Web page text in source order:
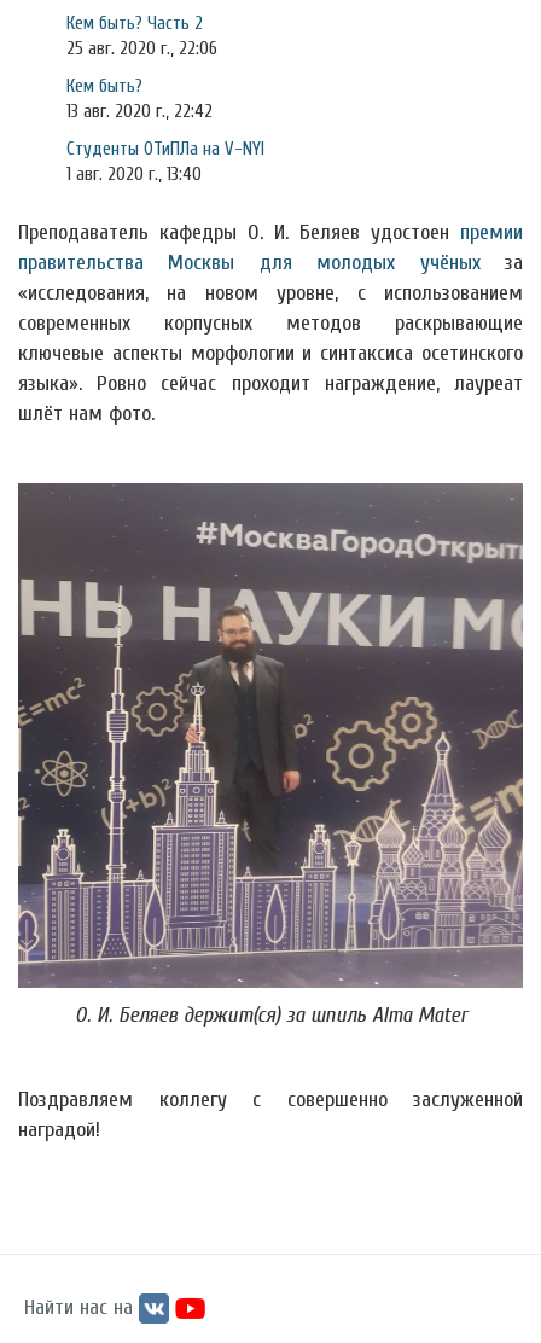
Кем быть? Часть 2
25 авг. 2020 г., 22:06
Кем быть?
13 авг. 2020 г., 22:42
Студенты ОТиПЛа на V-NYI
1 авг. 2020 г., 13:40
Преподаватель кафедры О. И. Беляев удостоен премии
правительства Москвы для молодых учёныхза
«исследования, на новом уровне, с использованием
современных корпусных методов раскрывающие
ключевые аспекты морфологии и синтаксиса осетинского
языка». Ровно сейчас проходит награждение, лауреат
шлёт нам фото.
О. И. Беляев держит(ся) за шпиль Alma Mater
Поздравляем коллегу с совершенно заслуженной
наградой!
Найти нас на